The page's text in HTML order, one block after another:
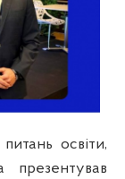
освіти,
презентував